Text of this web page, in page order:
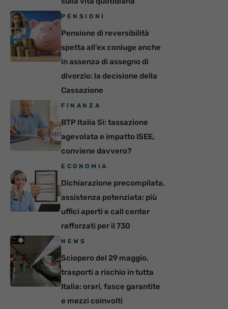
PENSIONI
Pensione di reversibilità
spetta all’ex coniuge anche
in assenza di assegno di
divorzio: la decisione della
Cassazione
FINANZA
BTP Italia Sì: tassazione
agevolata e impatto ISEE,
conviene davvero?
ECONOMIA
Dichiarazione precompilata,
assistenza potenziata: più
uffici aperti e call center
rafforzati per il 730
NEWS
Sciopero del 29 maggio,
trasporti a rischio in tutta
Italia: orari, fasce garantite
e mezzi coinvolti